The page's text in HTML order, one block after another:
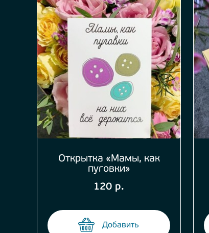
Открытка «Мамы, как
пуговки»
120 р.
Добавить